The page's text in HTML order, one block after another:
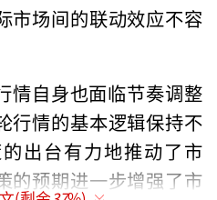
市场间的联动效应不容
情自身也面临节奏调整
行情的基本逻辑保持不
出台有力地推动了市
的预期进一步增强了市